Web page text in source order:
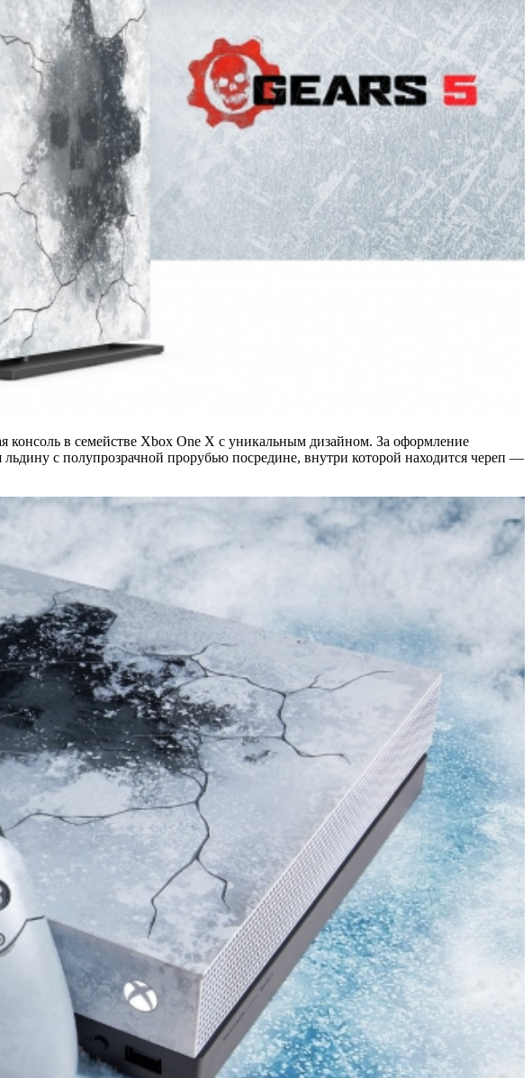
консоль в семействе Xbox One X с уникальным дизайном. За оформление
с полупрозрачной прорубью посредине, внутри которой находится череп —